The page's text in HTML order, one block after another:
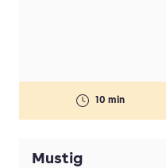
Typ av drink
Vermouth
10 min
Mustig